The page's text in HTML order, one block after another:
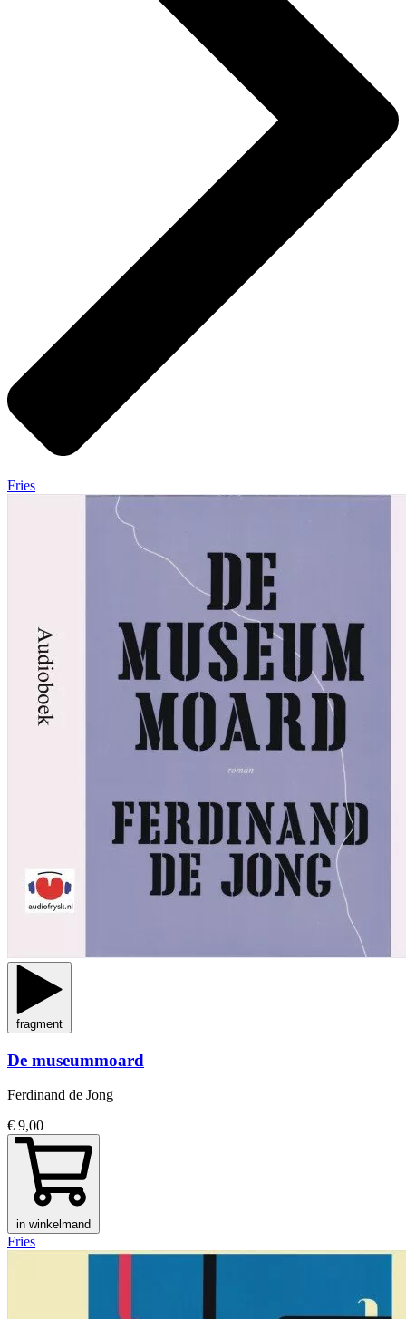
Fries
fragment
De museummoard
Ferdinand de Jong
€ 9,00
in winkelmand
Fries